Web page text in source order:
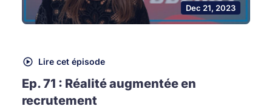
Dec 21, 2023
Lire cet épisode
Ep. 71 : Réalité augmentée en
recrutement